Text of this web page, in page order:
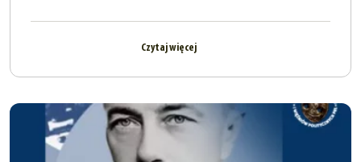
Czytaj więcej